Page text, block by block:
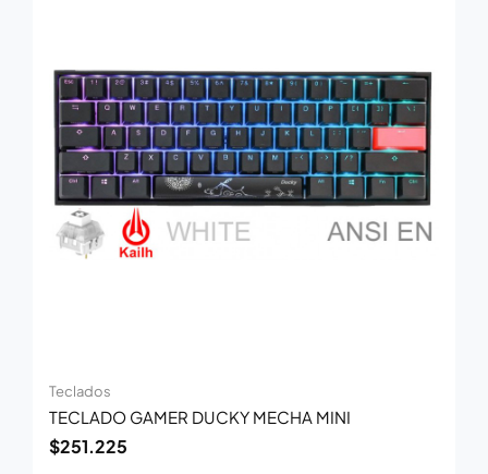
Teclados
TECLADO GAMER DUCKY MECHA MINI
$251.225